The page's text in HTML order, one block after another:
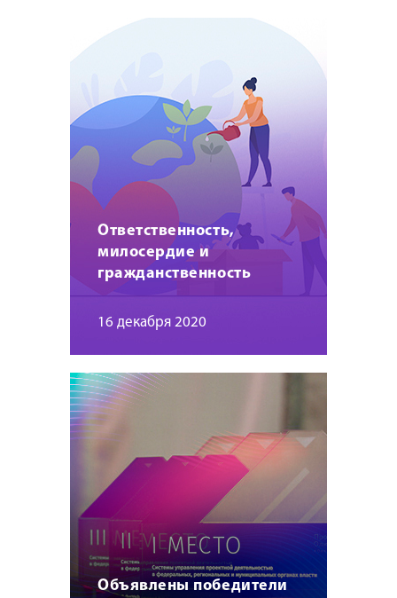
Ответственность,
милосердие и
гражданственность
16 декабря 2020
Объявлены победители